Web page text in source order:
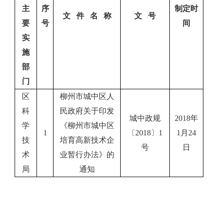
主
要
实
施
部
门
序
号
文 件 名 称 文 号
制定时
间
区
科
学
技
术
局
1
柳州市城中区人
民政府关于印发
《柳州市城中区
培育高新技术企
业暂行办法》的
通知
城中政规
〔2018〕1
号
2018年
1月24
日